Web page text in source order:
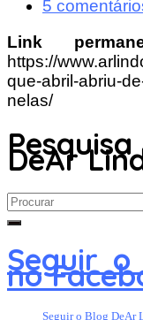
5
Link
https://
que-abril-abriu-
nelas/
DeAr
Search
for:
Seguir
no
Seguir o Blog DeAr